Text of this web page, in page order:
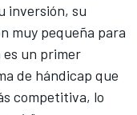
inversión, su
muy pequeña para
es un primer
de hándicap que
competitiva, lo